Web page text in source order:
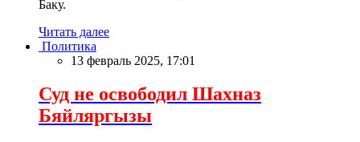
Баку.
Читать далее
Политика
13 февраль 2025, 17:01
Суд не освободил Шахназ
Бяйляргызы